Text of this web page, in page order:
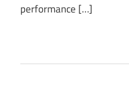
performance […]